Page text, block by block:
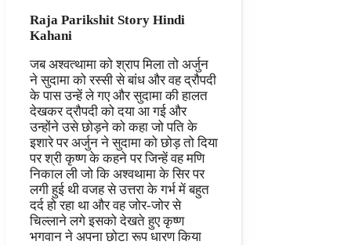
Raja Parikshit Story Hindi
Kahani
जब अश्वत्थामा को श्राप मिला तो अर्जुन
ने सुदामा को रस्सी से बांध और वह द्रौपदी
के पास उन्हें ले गए और सुदामा की हालत
देखकर द्रौपदी को दया आ गई और
उन्होंने उसे छोड़ने को कहा जो पति के
इशारे पर अर्जुन ने सुदामा को छोड़ तो दिया
पर श्री कृष्ण के कहने पर जिन्हें वह मणि
निकाल ली जो कि अश्वथामा के सिर पर
लगी हुई थी वजह से उत्तरा के गर्भ में बहुत
दर्द हो रहा था और वह जोर-जोर से
चिल्लाने लगे इसको देखते हुए कृष्ण
भगवान ने अपना छोटा रूप धारण किया